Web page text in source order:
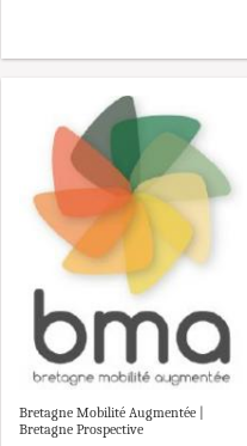
Bretagne Mobilité Augmentée |
Bretagne Prospective